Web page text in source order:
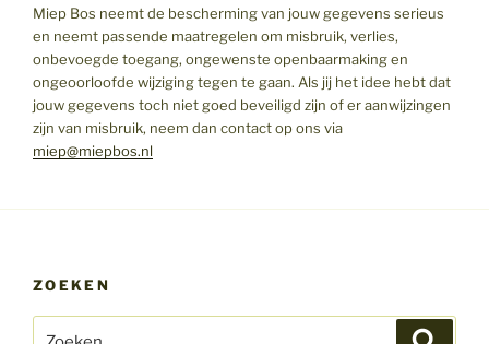
Miep Bos neemt de bescherming van jouw gegevens serieus
en neemt passende maatregelen om misbruik, verlies,
onbevoegde toegang, ongewenste openbaarmaking en
ongeoorloofde wijziging tegen te gaan. Als jij het idee hebt dat
jouw gegevens toch niet goed beveiligd zijn of er aanwijzingen
zijn van misbruik, neem dan contact op ons via
miep@miepbos.nl
ZOEKEN